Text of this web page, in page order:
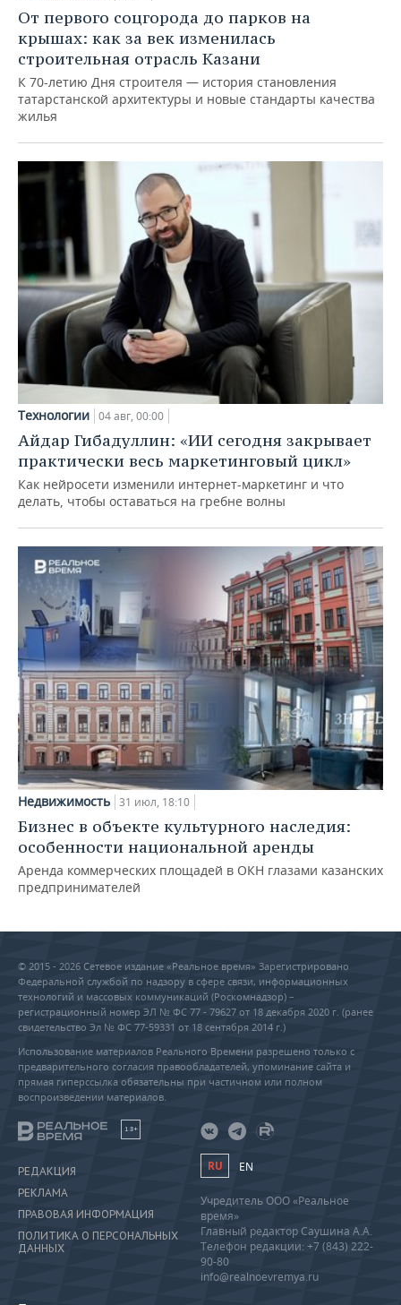
От первого соцгорода до парков на
крышах: как за век изменилась
строительная отрасль Казани
К 70-летию Дня строителя — история становления
татарстанской архитектуры и новые стандарты качества
жилья
Технологии 04 авг, 00:00
Айдар Гибадуллин: «ИИ сегодня закрывает
практически весь маркетинговый цикл»
Как нейросети изменили интернет-маркетинг и что
делать, чтобы оставаться на гребне волны
Недвижимость 31 июл, 18:10
Бизнес в объекте культурного наследия:
особенности национальной аренды
Аренда коммерческих площадей в ОКН глазами казанских
предпринимателей
© 2015 - 2026 Сетевое издание «Реальное время» Зарегистрировано
Федеральной службой по надзору в сфере связи, информационных
технологий и массовых коммуникаций (Роскомнадзор) –
регистрационный номер ЭЛ № ФС 77 - 79627 от 18 декабря 2020 г. (ранее
свидетельство Эл № ФС 77-59331 от 18 сентября 2014 г.)
Использование материалов Реального Времени разрешено только с
предварительного согласия правообладателей, упоминание сайта и
прямая гиперссылка обязательны при частичном или полном
воспроизведении материалов.
18+
РЕДАКЦИЯ
РЕКЛАМА
ПРАВОВАЯ ИНФОРМАЦИЯ
ПОЛИТИКА О ПЕРСОНАЛЬНЫХ
ДАННЫХ
RU EN
Учредитель ООО «Реальное
время»
Главный редактор Саушина А.А.
Телефон редакции: +7 (843) 222-
90-80
info@realnoevremya.ru